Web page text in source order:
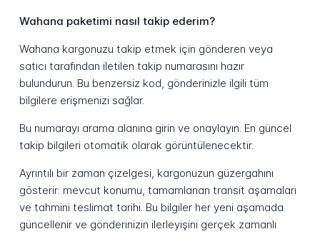
Wahana paketimi nasıl takip ederim?
Wahana kargonuzu takip etmek için gönderen veya
satıcı tarafından iletilen takip numarasını hazır
bulundurun. Bu benzersiz kod, gönderinizle ilgili tüm
bilgilere erişmenizi sağlar.
Bu numarayı arama alanına girin ve onaylayın. En güncel
takip bilgileri otomatik olarak görüntülenecektir.
Ayrıntılı bir zaman çizelgesi, kargonuzun güzergahını
gösterir: mevcut konumu, tamamlanan transit aşamaları
ve tahmini teslimat tarihi. Bu bilgiler her yeni aşamada
güncellenir ve gönderinizin ilerleyişini gerçek zamanlı